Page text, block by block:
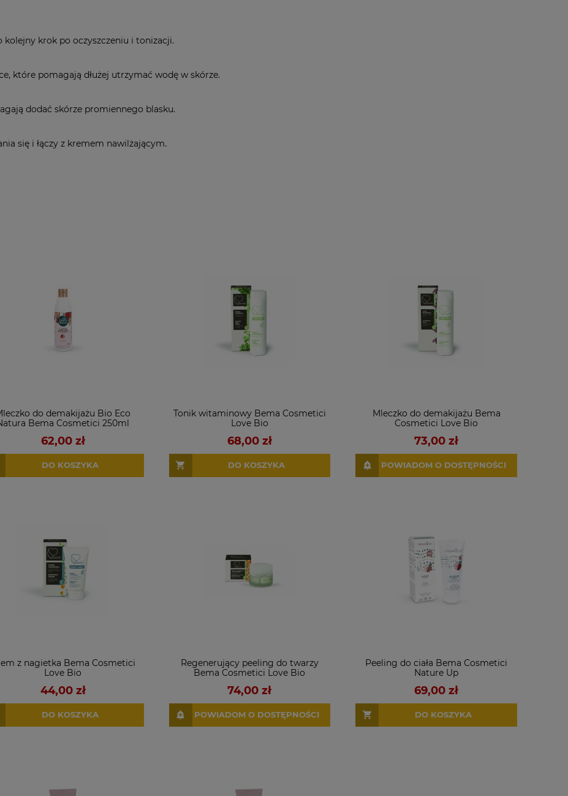
krok po oczyszczeniu i tonizacji.
które pomagają dłużej utrzymać wodę w skórze.
dodać skórze promiennego blasku.
się i łączy z kremem nawilżającym.
do demakijażu Bio Eco
Bema Cosmetici 250ml
62,00 zł
DO KOSZYKA
Tonik witaminowy Bema Cosmetici
Love Bio
68,00 zł
DO KOSZYKA
Mleczko do demakijażu Bema
Cosmetici Love Bio
73,00 zł
POWIADOM O DOSTĘPNOŚCI
z nagietka Bema Cosmetici
Love Bio
44,00 zł
DO KOSZYKA
Regenerujący peeling do twarzy
Bema Cosmetici Love Bio
74,00 zł
POWIADOM O DOSTĘPNOŚCI
Peeling do ciała Bema Cosmetici
Nature Up
69,00 zł
DO KOSZYKA